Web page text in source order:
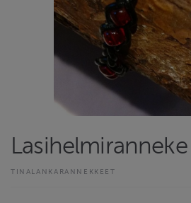
TINALANKARANNEKKEET